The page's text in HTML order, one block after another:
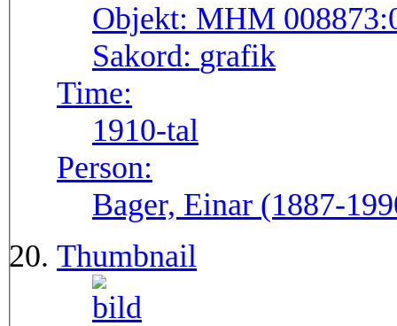
Objekt: MHM
Sakord: grafik
Time:
1910-tal
Person:
Bager, Einar (1887-
Thumbnail